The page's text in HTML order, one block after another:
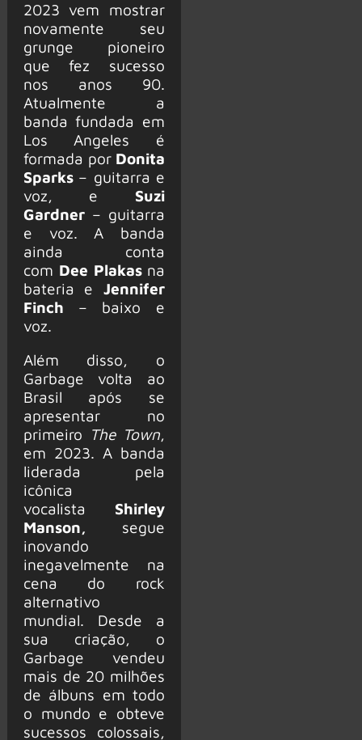
2023 vem mostrar
novamente seu
grunge pioneiro
que fez sucesso
nos anos 90.
Atualmente a
banda fundada em
Los Angeles é
formada porDonita
Sparks – guitarra e
voz, e Suzi
Gardner– guitarra
e voz. A banda
ainda conta
com Dee Plakas na
bateria e Jennifer
Finch – baixo e
voz.
Além disso, o
Garbage volta ao
Brasil após se
apresentar no
primeiro The Town,
em 2023. A banda
liderada pela
icônica
vocalista Shirley
Manson, segue
inovando
inegavelmente na
cena do rock
alternativo
mundial. Desde a
sua criação, o
Garbage vendeu
mais de 20 milhões
de álbuns em todo
o mundo e obteve
sucessos colossais,